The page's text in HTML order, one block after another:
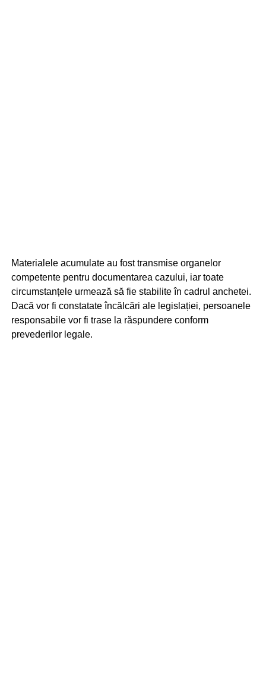
Materialele acumulate au fost transmise organelor
competente pentru documentarea cazului, iar toate
circumstanțele urmează să fie stabilite în cadrul anchetei.
Dacă vor fi constatate încălcări ale legislației, persoanele
responsabile vor fi trase la răspundere conform
prevederilor legale.